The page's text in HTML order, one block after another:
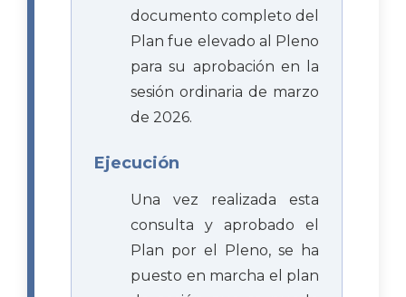
documento completo del
Plan fue elevado al Pleno
para su aprobación en la
sesión ordinaria de marzo
de 2026.
Ejecución
Una vez realizada esta
consulta y aprobado el
Plan por el Pleno, se ha
puesto en marcha el plan